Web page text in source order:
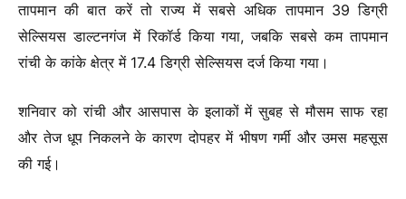
तापमान की बात करें तो राज्य में सबसे अधिक तापमान 39 डिग्री
सेल्सियस डाल्टनगंज में रिकॉर्ड किया गया, जबकि सबसे कम तापमान
रांची के कांके क्षेत्र में 17.4 डिग्री सेल्सियस दर्ज किया गया।
शनिवार को रांची और आसपास के इलाकों में सुबह से मौसम साफ रहा
और तेज धूप निकलने के कारण दोपहर में भीषण गर्मी और उमस महसूस
की गई।